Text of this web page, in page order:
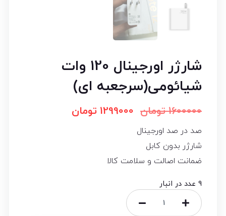
شارژر اورجینال 120 وات
شیائومی(سرجعبه ای)
1600000 تومان 1299000 تومان
صد در صد اورجینال
شارژر بدون کابل
ضمانت اصالت و سلامت کالا
9 عدد در انبار